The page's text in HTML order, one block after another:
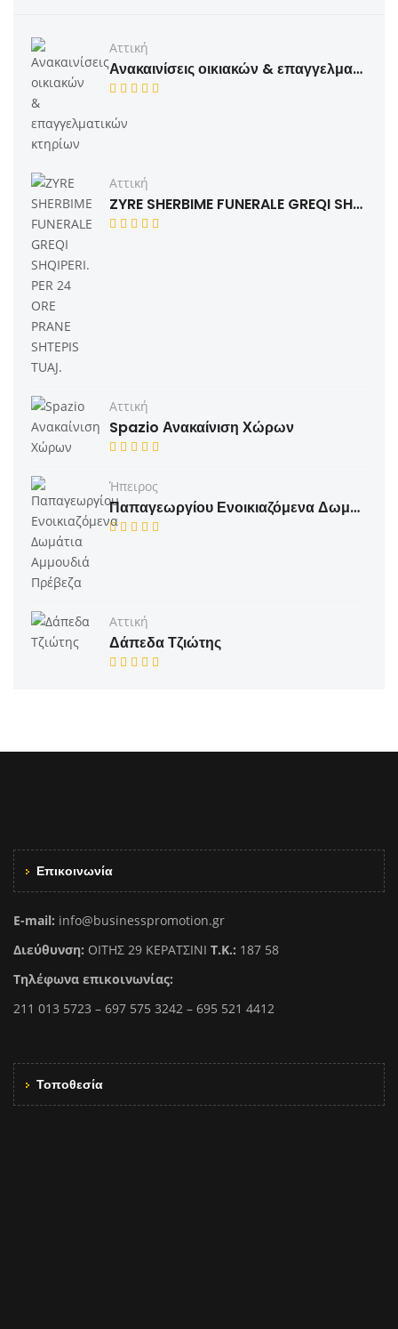
Αττική
Ανακαινίσεις οικιακών & επαγγελματικών κτηρίων
Αττική
ZYRE SHERBIME FUNERALE GREQI SHQIPERI. PER 24 ORE PRANE SHTEPIS TUAJ.
Αττική
Spazio Ανακαίνιση Χώρων
Ήπειρος
Παπαγεωργίου Ενοικιαζόμενα Δωμάτια Αμμουδιά Πρέβεζα
Αττική
Δάπεδα Τζιώτης
Επικοινωνία
E-mail: info@businesspromotion.gr
Διεύθυνση: ΟΙΤΗΣ 29 ΚΕΡΑΤΣΙΝΙ Τ.Κ.: 187 58
Τηλέφωνα επικοινωνίας:
211 013 5723 – 697 575 3242 – 695 521 4412
Τοποθεσία